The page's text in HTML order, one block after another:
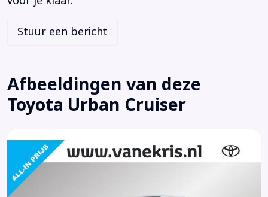
Bestuurdersstoel in hoogte verstelbaar
Bots herkenning en activatie
Buitenspiegels verwarmbaar
Centrale airbag voor
Cruise control adaptief en stuurhulp
Dakspoiler
Dimlichten automatisch
Dodehoek Detectie
Stuur een bericht
Afbeeldingen van deze
Toyota Urban Cruiser